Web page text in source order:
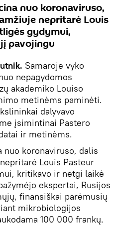
nuo koronaviruso,
nepritarė Louis
gydymui,
pavojingu
Samaroje vyko
nepagydomos
akademiko Louiso
metinėms paminėti.
dalyvavo
įsimintinai Pastero
ir metinėms.
nuo koronaviruso, dalis
Louis Pasteur
kritikavo ir netgi laikė
ekspertai, Rusijos
finansiškai parėmusių
mikrobiologijos
100 000 frankų.